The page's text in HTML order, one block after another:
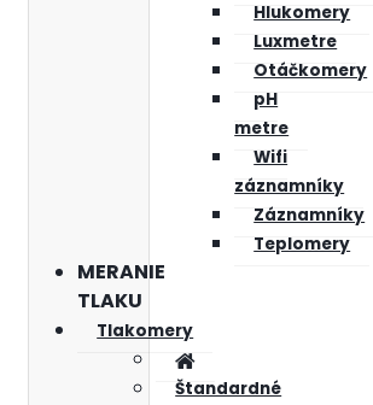
Hlukomery
Luxmetre
Otáčkomery
pH
metre
Wifi
záznamníky
Záznamníky
Teplomery
MERANIE
TLAKU
Tlakomery
Štandardné